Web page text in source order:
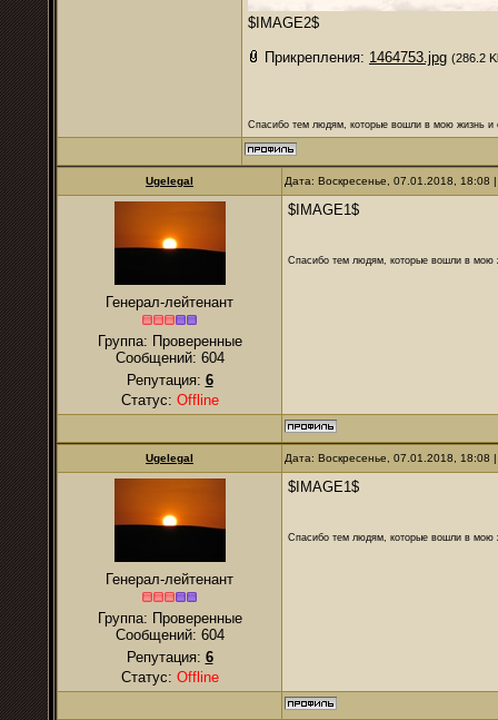
$IMAGE2$
Прикрепления: 1464753.jpg (286.2
Спасибо тем людям, которые вошли в мою жизнь и
Ugelegal Дата: Воскресенье, 07.01.2018,
Генерал-лейтенант
Группа: Проверенные
Сообщений: 604
Репутация: 6
Статус: Offline
$IMAGE1$
Спасибо тем людям, которые вошли в мою
Ugelegal Дата: Воскресенье, 07.01.2018,
Генерал-лейтенант
Группа: Проверенные
Сообщений: 604
Репутация: 6
Статус: Offline
$IMAGE1$
Спасибо тем людям, которые вошли в мою